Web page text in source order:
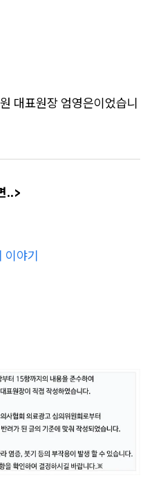
대표원장 엄영은이었습니
..>
이야기